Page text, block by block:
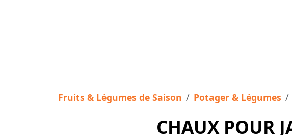
Fruits & Légumes de Saison Potager & Légumes
CHAUX POUR